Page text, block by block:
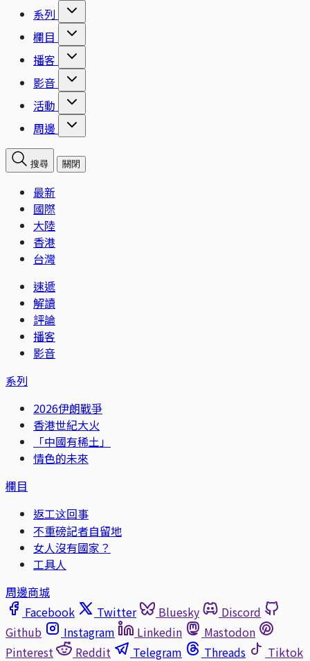
系列
欄目
播客
影音
活動
周邊
搜尋 關閉
最新
國際
大陸
香港
台灣
速遞
解讀
評論
播客
影音
系列
2026伊朗戰爭
香港世紀大火
「中國有稀土」
情色的未來
欄目
返工这回事
不重磅記者自留地
女人沒有國家？
工具人
周邊商城
Facebook
Twitter Bluesky
Discord
Github
Instagram Linkedin
Mastodon
Pinterest
Reddit Telegram Threads
Tiktok